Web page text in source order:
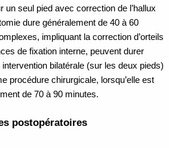
un seul pied avec correction de l’hallux
dure généralement de 40 à 60
impliquant la correction d’orteils
de fixation interne, peuvent durer
intervention bilatérale (sur les deux pieds)
procédure chirurgicale, lorsqu’elle est
de 70 à 90 minutes.
postopératoires